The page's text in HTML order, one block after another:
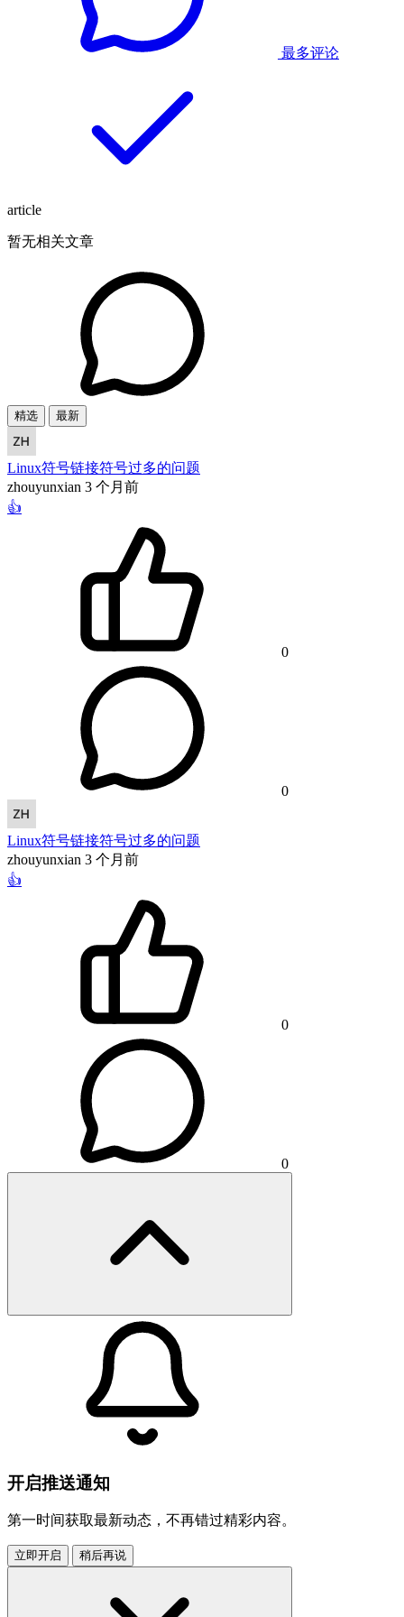
最多评论
article
暂无相关文章
精选 最新
Linux符号链接符号过多的问题
zhouyunxian 3 个月前
👍
0
0
Linux符号链接符号过多的问题
zhouyunxian 3 个月前
👍
0
0
开启推送通知
第一时间获取最新动态，不再错过精彩内容。
立即开启 稍后再说